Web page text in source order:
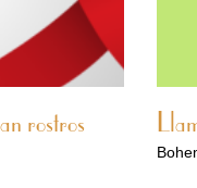
rostros